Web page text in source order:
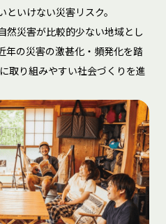
いけない災害リスク。
然災害が比較的少ない地域とし
年の災害の激甚化・頻発化を踏
取り組みやすい社会づくりを進